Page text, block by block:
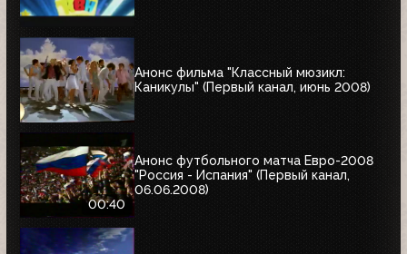
Анонс фильма "Классный мюзикл:
Каникулы" (Первый канал, июнь 2008)
00:40
Анонс футбольного матча Евро-2008
"Россия - Испания" (Первый канал,
06.06.2008)